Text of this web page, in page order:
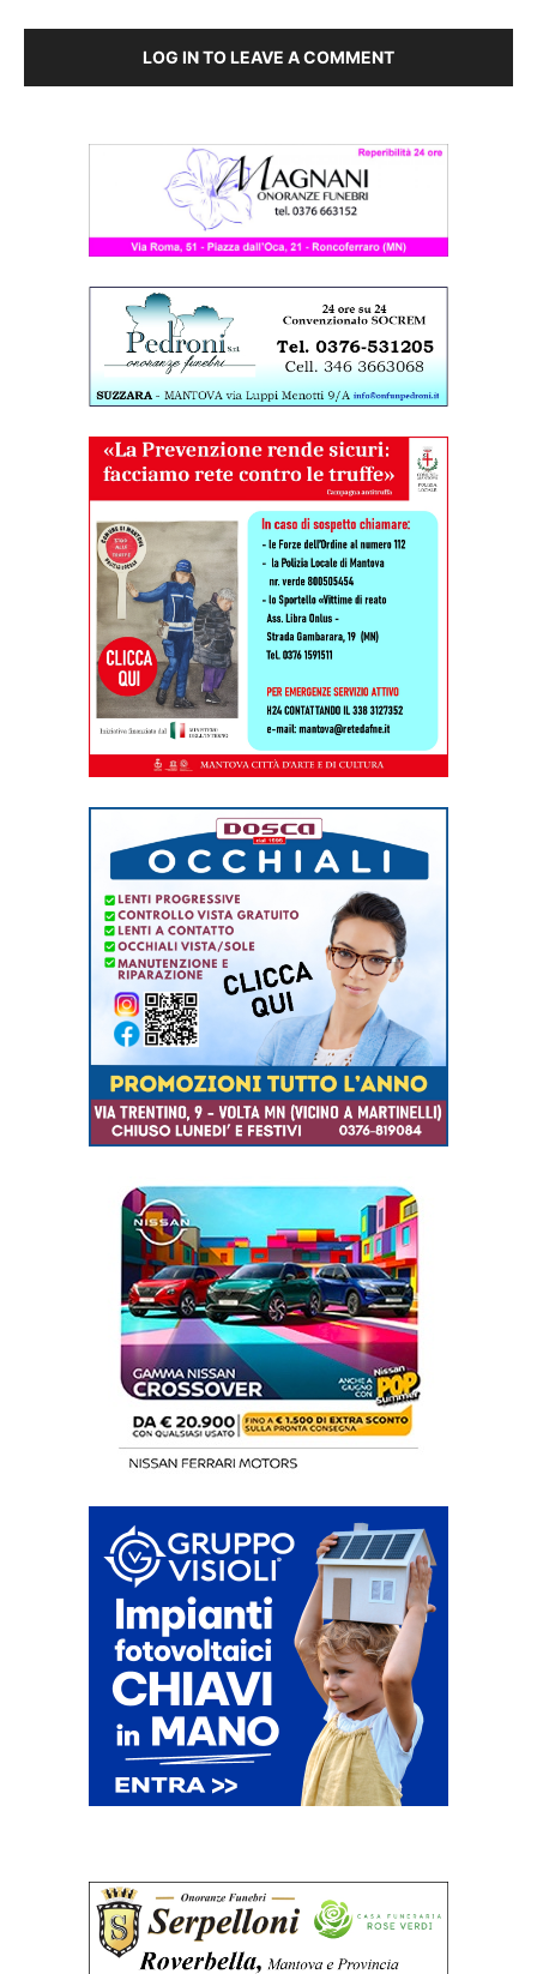
LOG IN TO LEAVE A COMMENT